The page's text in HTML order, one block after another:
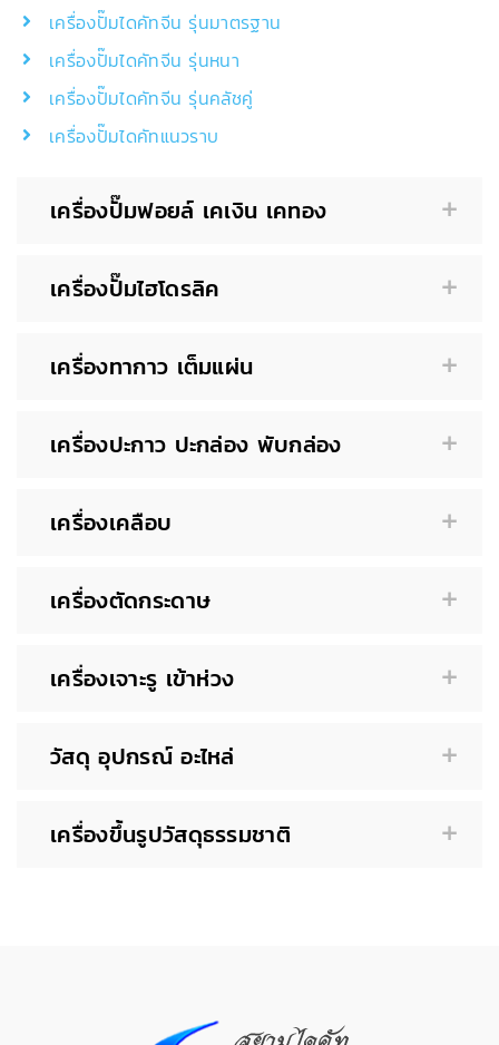
เครื่องปั๊มไดคัทจีน รุ่นมาตรฐาน
เครื่องปั๊มไดคัทจีน รุ่นหนา
เครื่องปั๊มไดคัทจีน รุ่นคลัชคู่
เครื่องปั๊มไดคัทแนวราบ
เครื่องปั๊มฟอยล์ เคเงิน เคทอง
เครื่องปั๊มไฮโดรลิค
เครื่องทากาว เต็มแผ่น
เครื่องปะกาว ปะกล่อง พับกล่อง
เครื่องเคลือบ
เครื่องตัดกระดาษ
เครื่องเจาะรู เข้าห่วง
วัสดุ อุปกรณ์ อะไหล่
เครื่องขึ้นรูปวัสดุธรรมชาติ